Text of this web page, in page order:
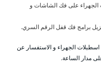
الجهراء على فك الشاشات و
برامج فك قفل الرقم السري.
اسطبلات الجهراء و الاستفسار عن
مدار الساعة.